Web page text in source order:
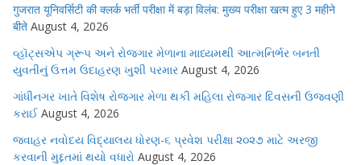
गुजरात यूनिवर्सिटी की क्लर्क भर्ती परीक्षा में बड़ा विलंब: मुख्य परीक्षा खत्म हुए 3 महीने
बीते August 4, 2026
વ્હૉટ્સએપ ગ્રૂપ અને રોજગાર મેળાના માધ્યમથી આત્મનિર્ભર બનતી
યુવતીનું ઉત્તમ ઉદાહરણ ખુશી પરમાર August 4, 2026
ગાંધીનગર ખાતે વિશેષ રોજગાર મેળા થકી મહિલા રોજગાર દિવસની ઉજવણી
કરાઈ August 4, 2026
જવાહર નવોદય વિદ્યાલય ધોરણ-૬ પ્રવેશ પરીક્ષા ૨૦૨૭ માટે અરજી
કરવાની મુદ્દતમાં થયો વધારો August 4, 2026